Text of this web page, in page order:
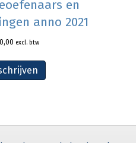
en
anno 2021
excl. btw